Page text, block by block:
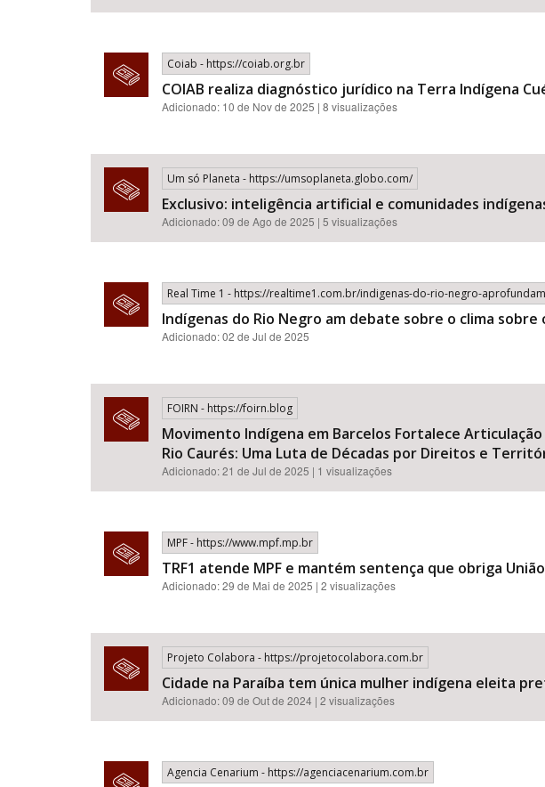
Coiab - https://coiab.org.br
COIAB realiza diagnóstico jurídico na Terra Indígena
Adicionado: 10 de Nov de 2025 | 8 visualizações
Um só Planeta - https://umsoplaneta.globo.com/
Exclusivo: inteligência artificial e comunidades
Adicionado: 09 de Ago de 2025 | 5 visualizações
Real Time 1 - https://realtime1.com.br/indigenas-do-rio-negro-
Indígenas do Rio Negro am debate sobre o clima sobre
Adicionado: 02 de Jul de 2025
FOIRN - https://foirn.blog
Movimento Indígena em Barcelos Fortalece
Rio Caurés: Uma Luta de Décadas por Direitos e
Adicionado: 21 de Jul de 2025 | 1 visualizações
MPF - https://www.mpf.mp.br
TRF1 atende MPF e mantém sentença que obriga
Adicionado: 29 de Mai de 2025 | 2 visualizações
Projeto Colabora - https://projetocolabora.com.br
Cidade na Paraíba tem única mulher indígena eleita
Adicionado: 09 de Out de 2024 | 2 visualizações
Agencia Cenarium - https://agenciacenarium.com.br